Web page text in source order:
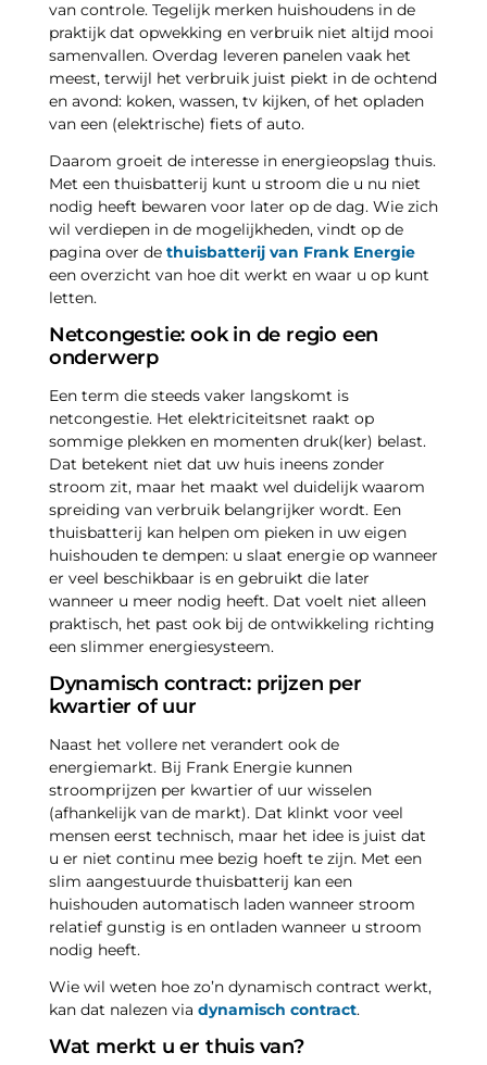
van controle. Tegelijk merken huishoudens in de
praktijk dat opwekking en verbruik niet altijd mooi
samenvallen. Overdag leveren panelen vaak het
meest, terwijl het verbruik juist piekt in de ochtend
en avond: koken, wassen, tv kijken, of het opladen
van een (elektrische) fiets of auto.
Daarom groeit de interesse in energieopslag thuis.
Met een thuisbatterij kunt u stroom die u nu niet
nodig heeft bewaren voor later op de dag. Wie zich
wil verdiepen in de mogelijkheden, vindt op de
pagina over de thuisbatterij van Frank Energie
een overzicht van hoe dit werkt en waar u op kunt
letten.
Netcongestie: ook in de regio een
onderwerp
Een term die steeds vaker langskomt is
netcongestie. Het elektriciteitsnet raakt op
sommige plekken en momenten druk(ker) belast.
Dat betekent niet dat uw huis ineens zonder
stroom zit, maar het maakt wel duidelijk waarom
spreiding van verbruik belangrijker wordt. Een
thuisbatterij kan helpen om pieken in uw eigen
huishouden te dempen: u slaat energie op wanneer
er veel beschikbaar is en gebruikt die later
wanneer u meer nodig heeft. Dat voelt niet alleen
praktisch, het past ook bij de ontwikkeling richting
een slimmer energiesysteem.
Dynamisch contract: prijzen per
kwartier of uur
Naast het vollere net verandert ook de
energiemarkt. Bij Frank Energie kunnen
stroomprijzen per kwartier of uur wisselen
(afhankelijk van de markt). Dat klinkt voor veel
mensen eerst technisch, maar het idee is juist dat
u er niet continu mee bezig hoeft te zijn. Met een
slim aangestuurde thuisbatterij kan een
huishouden automatisch laden wanneer stroom
relatief gunstig is en ontladen wanneer u stroom
nodig heeft.
Wie wil weten hoe zo’n dynamisch contract werkt,
kan dat nalezen via dynamisch contract.
Wat merkt u er thuis van?